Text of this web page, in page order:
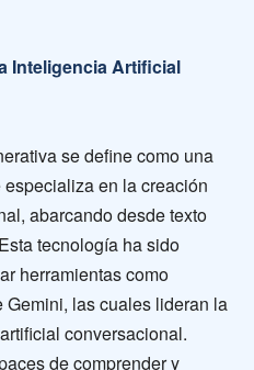
Inteligencia Artificial
se define como una
en la creación
abarcando desde texto
tecnología ha sido
herramientas como
Gemini, las cuales lideran la
conversacional.
de comprender y